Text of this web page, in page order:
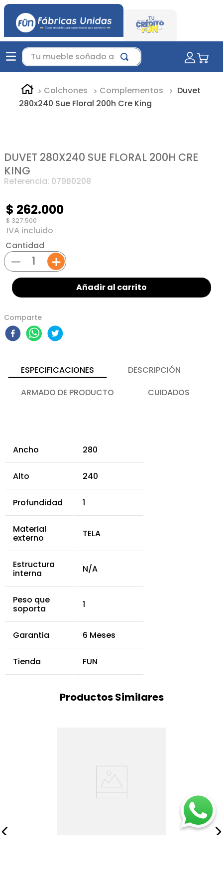
Tu mueble soñado aquí...
Colchones Complementos
Duvet
280x240 Sue Floral 200h Cre King
DUVET 280X240 SUE FLORAL 200H CRE
KING
Referencia: 079B0208
$327.500
$ 262.000
Cantidad
＋
－
Añadir al carrito
Comparte
ESPECIFICACIONES
DESCRIPCIÓN
ARMADO DE PRODUCTO
CUIDADOS
Ancho 280
Alto 240
Profundidad 1
Material
externo TELA
Estructura
interna N/A
Peso que
soporta 1
Garantia 6 Meses
Tienda FUN
Productos Similares